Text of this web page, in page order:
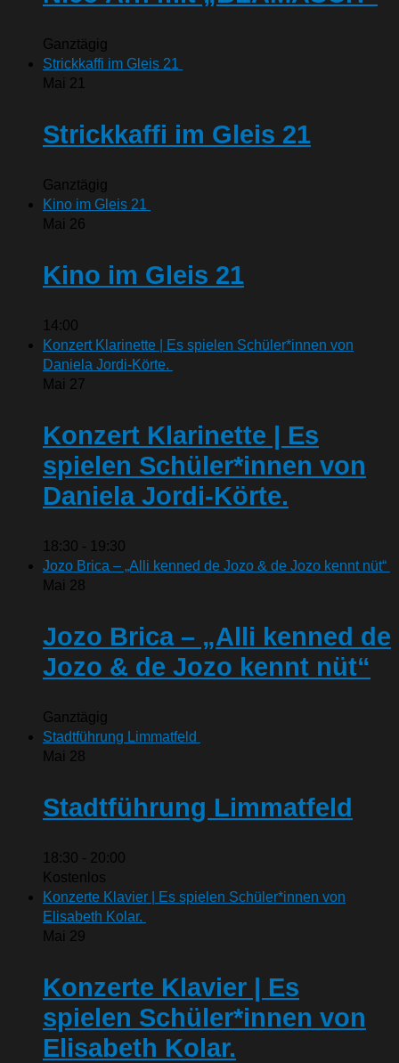
Ganztägig
Strickkaffi im Gleis 21
Mai 21
Strickkaffi im Gleis 21
Ganztägig
Kino im Gleis 21
Mai 26
Kino im Gleis 21
14:00
Konzert Klarinette | Es spielen Schüler*innen von
Daniela Jordi-Körte.
Mai 27
Konzert Klarinette | Es
spielen Schüler*innen von
Daniela Jordi-Körte.
18:30 - 19:30
Jozo Brica – „Alli kenned de Jozo & de Jozo kennt nüt“
Mai 28
Jozo Brica – „Alli kenned de
Jozo & de Jozo kennt nüt“
Ganztägig
Stadtführung Limmatfeld
Mai 28
Stadtführung Limmatfeld
18:30 - 20:00
Kostenlos
Konzerte Klavier | Es spielen Schüler*innen von
Elisabeth Kolar.
Mai 29
Konzerte Klavier | Es
spielen Schüler*innen von
Elisabeth Kolar.